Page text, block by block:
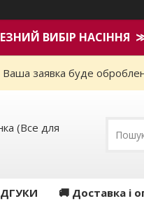
ВИБІР НАСІННЯ
Ваша заявка буде
(Все для
🚚 Доставка і